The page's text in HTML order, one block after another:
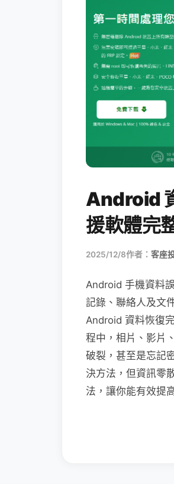
Android
援軟體完
2025/12/8作者： 客座
Android 手機資料
記錄、聯絡人及文
Android 資料恢復
程中，相片、影片
破裂，甚至是忘記
決方法，但資訊零
法，讓你能有效提